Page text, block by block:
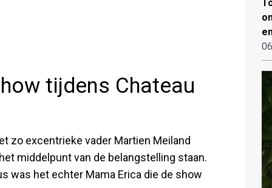
tijdens Chateau
zo excentrieke vader Martien Meiland
middelpunt van de belangstelling staan.
was het echter Mama Erica die de show